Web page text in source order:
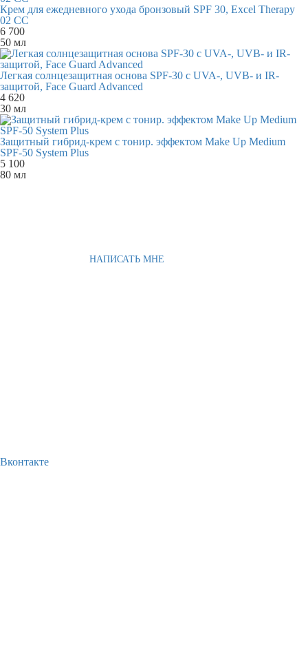
Крем для ежедневного ухода бронзовый SPF 30, Excel Therapy
02 CC
6 700
50 мл
Легкая солнцезащитная основа SPF-30 с UVA-, UVB- и IR-
защитой, Face Guard Advanced
4 620
30 мл
Защитный гибрид-крем c тонир. эффектом Make Up Medium
SPF-50 System Plus
5 100
80 мл
НАПИСАТЬ МНЕ
Вконтакте